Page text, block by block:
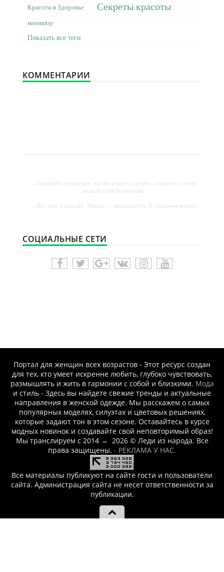
Красота и Здоровье Секреты красоты
маникюр
Показать все теги
КОММЕНТАРИИ
-- Начинайте делать все, что вы можете сделать – и даже то, о чем
можете хотя бы мечтать.
-- Все дело в мыслях. Мысль — начало всего. И мыслями можно
-- Идите уверенно по направлению к мечте. Живите той жизнью,
которую вы сами себе придумали.
-- Самое большое богатство — это ум. Самая большая нищета —
глупость. Из всех страхов самый пугающий — самолюбование.
СОЦИАЛЬНЫЕ СЕТИ
Портал для женщин всех возрастов - Этот ресурс создан
для тех, кто умеет искренне любить, глубоко чувствовать,
размышлять и жить в гармонии с собой и близкими. Мода
и стиль - Здесь вы найдете свежие тренды и актуальные
направления в женской одежде. Мы расскажем о самых
популярных моделях, силуэтах и цветовых решениях,
которые задают тон в этом сезоне. Оставайтесь в курсе
модных новинок и создавайте свой неповторимый образ!
Мы транслируем с 2014→ 2026© Леди из народа. Все
права защищены. - РЕКЛАМА У НАС.
Все материалы публикуют на сайте гости и пользователи
сайта. Администрация сайта не несет ответственности за
публикации.